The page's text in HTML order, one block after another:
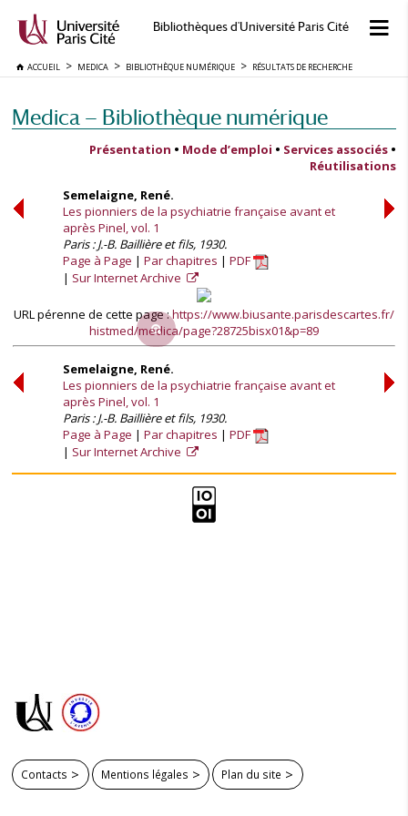
Bibliothèques d'Université Paris Cité
ACCUEIL MEDICA BIBLIOTHÈQUE NUMÉRIQUE RÉSULTATS DE RECHERCHE
Medica — Bibliothèque numérique
Présentation • Mode d’emploi • Services associés •
Réutilisations
Semelaigne, René.
Les pionniers de la psychiatrie française avant et
après Pinel, vol. 1
Paris : J.-B. Baillière et fils, 1930.
Page à Page
Par chapitres
PDF
Sur Internet Archive
URL pérenne de cette page :https://www.biusante.parisdescartes.fr/
histmed/medica/page?28725bisx01&p=89
Semelaigne, René.
Les pionniers de la psychiatrie française avant et
après Pinel, vol. 1
Paris : J.-B. Baillière et fils, 1930.
Page à Page
Par chapitres
PDF
Sur Internet Archive
Contacts Mentions légales Plan du site